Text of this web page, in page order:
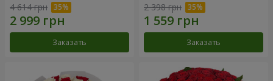
4 614 грн
Заказать
2 398 грн
Заказать